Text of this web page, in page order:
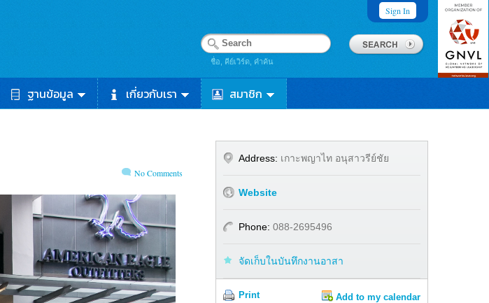
Sign In
ชื่อ, คีย์เวิร์ด, คำค้น
ฐานข้อมูล เกี่ยวกับเรา สมาชิก
No Comments
Address: เกาะพญาไท อนุสาวรีย์ชัย
Website
Phone: 088-2695496
จัดเก็บในบันทึกงานอาสา
Print Add to my calendar